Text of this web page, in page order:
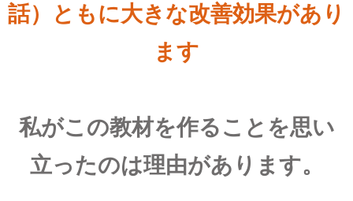
話）ともに大きな改善効果があり
ます
私がこの教材を作ることを思い
立ったのは理由があります。